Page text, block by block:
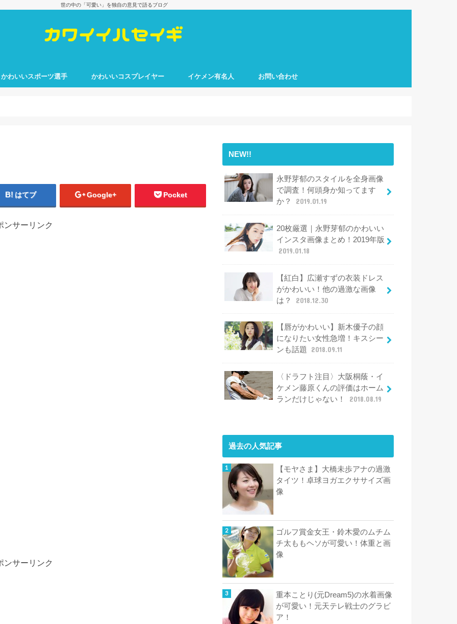
世の中の「可愛い」を独自の意見で語るブログ
かわいいスポーツ選手 かわいいコスプレイヤー イケメン有名人 お問い合わせ
はてブ Google+ Pocket
ンサーリンク
ンサーリンク
NEW!!
永野芽郁のスタイルを全身画像
で調査！何頭身か知ってます
か？
2019.01.19
20枚厳選｜永野芽郁のかわいい
インスタ画像まとめ！2019年版
2019.01.18
【紅白】広瀬すずの衣装ドレス
がかわいい！他の過激な画像
は？
2018.12.30
【唇がかわいい】新木優子の顔
になりたい女性急増！キスシー
ンも話題
2018.09.11
〈ドラフト注目〉大阪桐蔭・イ
ケメン藤原くんの評価はホーム
ランだけじゃない！
2018.08.19
過去の人気記事
【モヤさま】大橋未歩アナの過激
タイツ！卓球ヨガエクササイズ画
像
ゴルフ賞金女王・鈴木愛のムチム
チ太ももヘソが可愛い！体重と画
像
重本ことり(元Dream5)の水着画像
が可愛い！元天テレ戦士のグラビ
ア！